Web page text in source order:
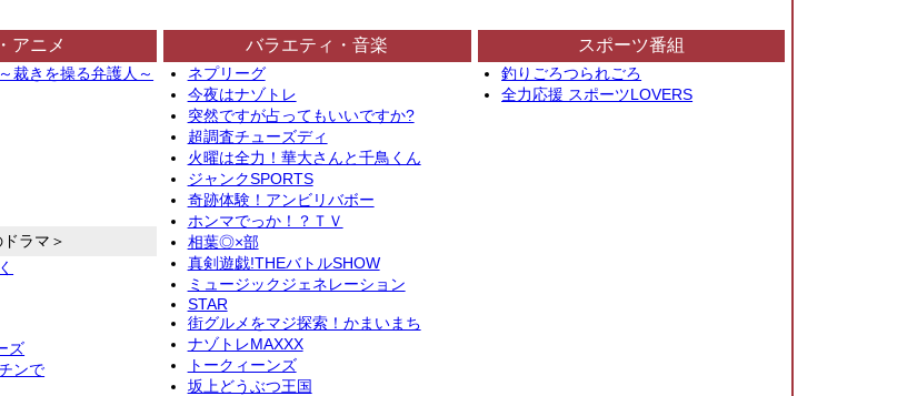
アニメ
裁きを操る弁護人～
ラマ＞
ズ
ンで
バラエティ・音楽
ネプリーグ
今夜はナゾトレ
突然ですが占ってもいいですか?
超調査チューズディ
火曜は全力！華大さんと千鳥くん
ジャンクSPORTS
奇跡体験！アンビリバボー
ホンマでっか！？ＴＶ
相葉◎×部
真剣遊戯!THEバトルSHOW
ミュージックジェネレーション
STAR
街グルメをマジ探索！かまいまち
ナゾトレMAXXX
トークィーンズ
坂上どうぶつ王国
スポーツ番組
釣りごろつられごろ
全力応援 スポーツLOVERS